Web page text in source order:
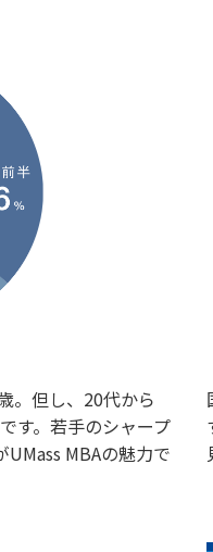
。但し、20代から
す。若手のシャープ
MBAの魅力で